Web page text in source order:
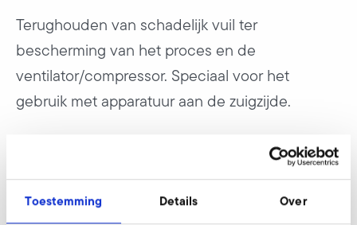
Toestemming Details Over
Terughouden van schadelijk vuil ter
bescherming van het proces en de
ventilator/compressor. Speciaal voor het
gebruik met apparatuur aan de zuigzijde.
Fijn filter, zuigzijde
S-MP 710/70